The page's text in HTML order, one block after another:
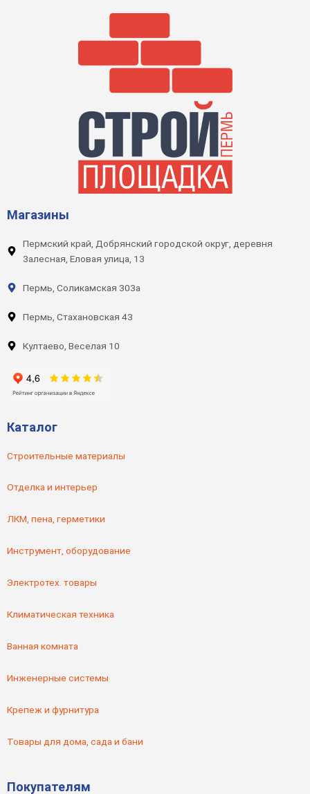
Магазины
Пермский край, Добрянский городской округ, деревня
Залесная, Еловая улица, 13
Пермь, Соликамская 303а
Пермь, Стахановская 43
Култаево, Веселая 10
Каталог
Строительные материалы
Отделка и интерьер
ЛКМ, пена, герметики
Инструмент, оборудование
Электротех. товары
Климатическая техника
Ванная комната
Инженерные системы
Крепеж и фурнитура
Товары для дома, сада и бани
Покупателям